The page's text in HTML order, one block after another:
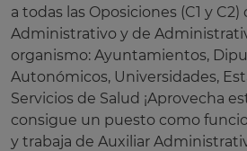
a todas las Oposiciones (C1 y
Administrativo y de
organismo: Ayuntamientos,
Autonómicos, Universidades,
Servicios de Salud ¡Aprovecha
consigue un puesto como
y trabaja de Auxiliar